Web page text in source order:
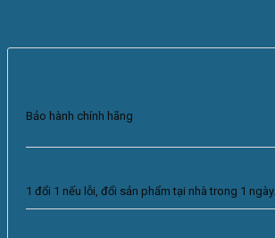
Bảo hành chính hãng
1 đổi 1 nếu lỗi, đổi sản phẩm tại nhà trong 1 ngày.